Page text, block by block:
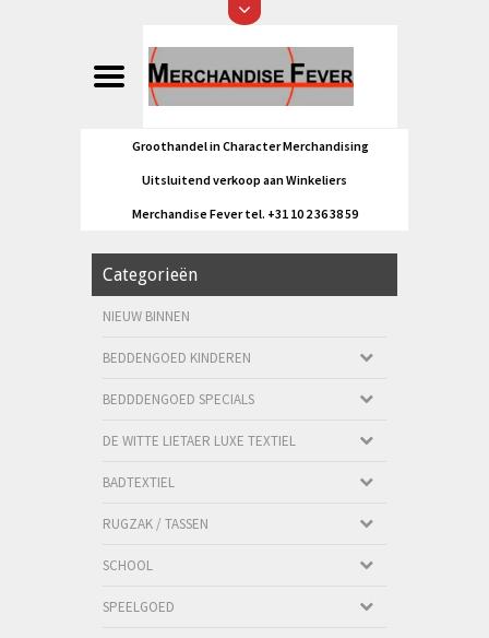
Groothandel in Character Merchandising
Uitsluitend verkoop aan Winkeliers
Merchandise Fever tel. +31 10 2 36 38 59
Categorieën
NIEUW BINNEN
BEDDENGOED KINDEREN
BEDDDENGOED SPECIALS
DE WITTE LIETAER LUXE TEXTIEL
BADTEXTIEL
RUGZAK / TASSEN
SCHOOL
SPEELGOED